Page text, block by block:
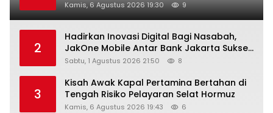
Kamis, 6 Agustus 2026 19:30 9
2
Hadirkan Inovasi Digital Bagi Nasabah,
JakOne Mobile Antar Bank Jakarta Sukses
Raih Digital Excellence Awards 2026
Sabtu, 1 Agustus 2026 21:50 8
3
Kisah Awak Kapal Pertamina Bertahan di
Tengah Risiko Pelayaran Selat Hormuz
Kamis, 6 Agustus 2026 19:43 6